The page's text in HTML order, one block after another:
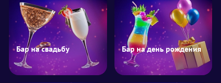
Бар на свадьбу Бар на день рождения